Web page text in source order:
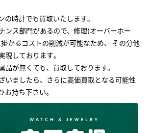
の時計でも買取いたします｡
ンス部門があるので、修理(オーバーホー
かるコストの削減が可能なため、 その分他
現しております｡
品が無くても、買取しております。
いましたら、さらに高価買取となる可能性
お持ち下さい｡